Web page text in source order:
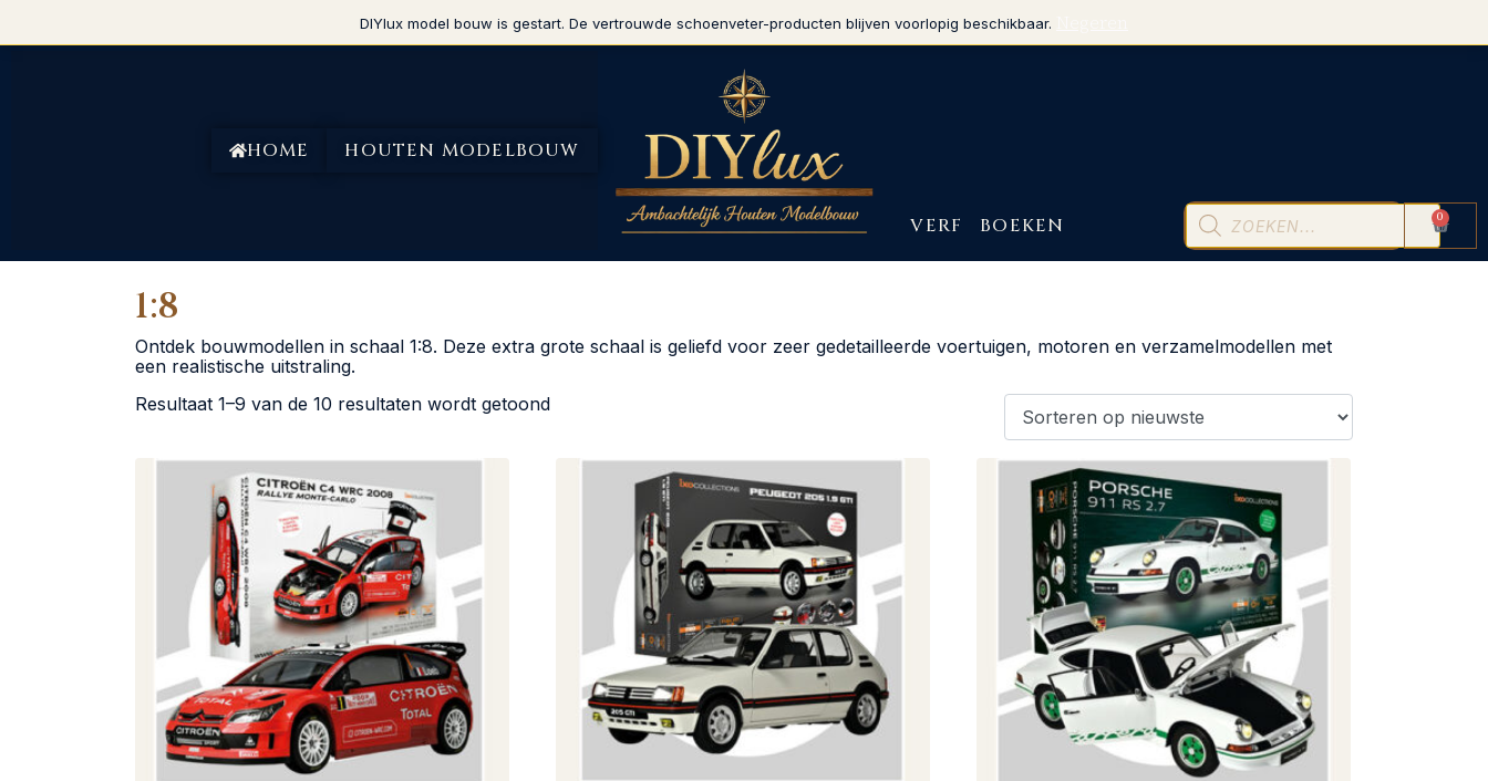
DIYlux model bouw is gestart. De vertrouwde schoenveter-producten blijven voorlopig beschikbaar.
HOME HOUTEN MODELBOUW
VERF BOEKEN 0
1:8
Ontdek bouwmodellen in schaal 1:8. Deze extra grote schaal is geliefd voor zeer gedetailleerde voertuigen, motoren en verzamelmodellen met
een realistische uitstraling.
Resultaat 1–9 van de 10 resultaten wordt getoond